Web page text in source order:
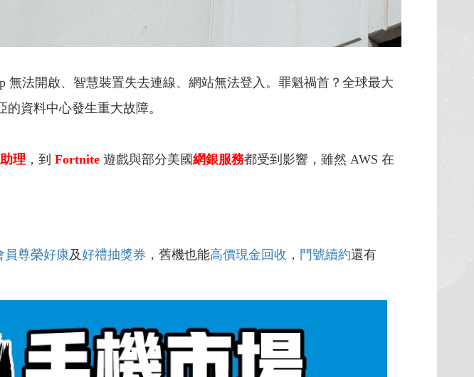
無法開啟、智慧裝置失去連線、網站無法登入。罪魁禍首？全球最大
資料中心發生重大故障。
理 ，到 Fortnite 遊戲與部分美國網銀服務都受到影響，雖然 AWS 在
員尊榮好康及好禮抽獎券 ，舊機也能高價現金回收 ， 門號續約還有